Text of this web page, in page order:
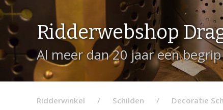
Ridderwebshop
Al meer dan 20 jaar een
Ridderwinkel Schilden Decoratie